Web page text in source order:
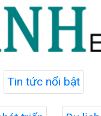
Tin tức nổi bật